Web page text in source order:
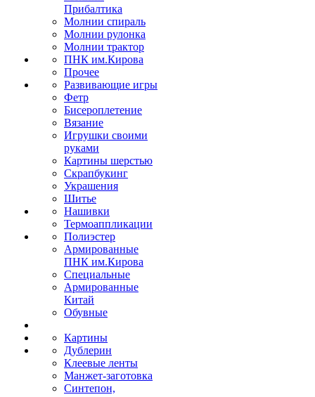
Прибалтика
Молнии спираль
Молнии рулонка
Молнии трактор
ПНК им.Кирова
Прочее
Развивающие игры
Фетр
Бисероплетение
Вязание
Игрушки своими
руками
Картины шерстью
Скрапбукинг
Украшения
Шитье
Нашивки
Термоаппликации
Полиэстер
Армированные
ПНК им.Кирова
Специальные
Армированные
Китай
Обувные
Картины
Дублерин
Клеевые ленты
Манжет-заготовка
Синтепон,